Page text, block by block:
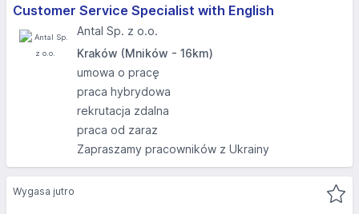
Customer Service Specialist with English
Antal Sp. z o.o.
Kraków (Mników - 16km)
umowa o pracę
praca hybrydowa
rekrutacja zdalna
praca od zaraz
Zapraszamy pracowników z Ukrainy
Wygasa jutro